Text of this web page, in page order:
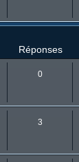
Réponses
0
3